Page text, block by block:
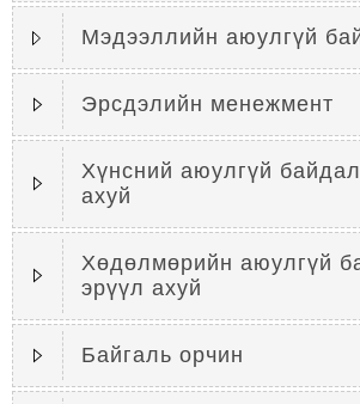
Мэдээллийн аюулгүй
Эрсдэлийн менежмент
Хүнсний аюулгүй
ахуй
Хөдөлмөрийн аюулгүй
эрүүл ахуй
Байгаль орчин